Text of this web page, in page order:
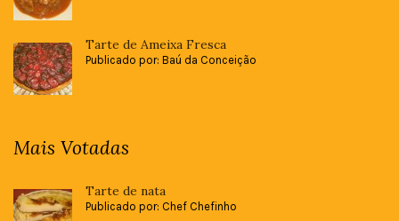
Tarte de Ameixa Fresca
Publicado por: Baú da Conceição
Mais Votadas
Tarte de nata
Publicado por: Chef Chefinho